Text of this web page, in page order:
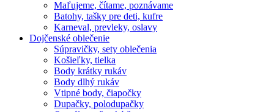
Maľujeme, čítame, poznávame
Batohy, tašky pre deti, kufre
Karneval, prevleky, oslavy
Dojčenské oblečenie
Súpravičky, sety oblečenia
Košieľky, tielka
Body krátky rukáv
Body dlhý rukáv
Vtipné body, čiapočky
Dupačky, polodupačky